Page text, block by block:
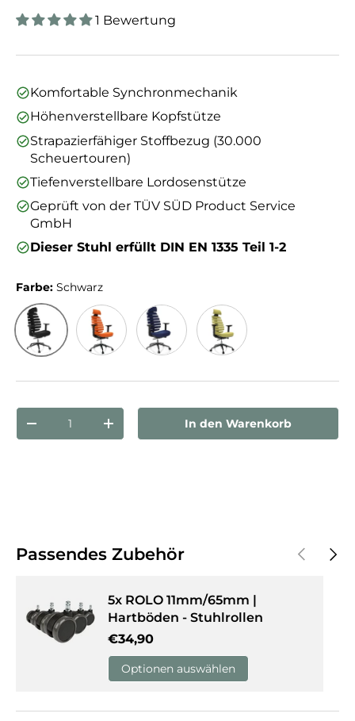
1 Bewertung
Komfortable Synchronmechanik
Höhenverstellbare Kopfstütze
Strapazierfähiger Stoffbezug (30.000
Scheuertouren)
Tiefenverstellbare Lordosenstütze
Geprüft von der TÜV SÜD Product Service
GmbH
Dieser Stuhl erfüllt DIN EN 1335 Teil 1-2
Farbe: Schwarz
Schwarz
Anzahl
Menge verringernMenge erhöhenIn den Warenkorb
Passendes Zubehör Vorherige
5x ROLO 11mm/65mm |
Hartböden - Stuhlrollen
Normaler Preis
€34,90
Optionen auswählen